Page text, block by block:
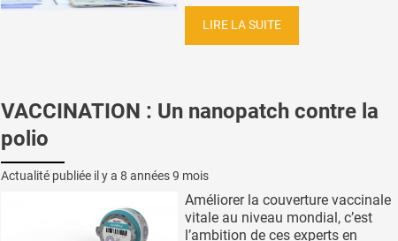
LIRE LA SUITE
VACCINATION : Un nanopatch contre la
polio
Actualité publiée il y a 8 années 9 mois
Améliorer la couverture vaccinale
vitale au niveau mondial, c’est
l’ambition de ces experts en